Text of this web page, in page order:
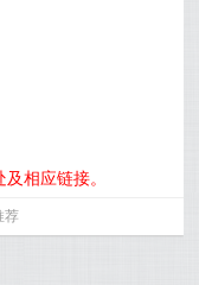
相应链接。
荐